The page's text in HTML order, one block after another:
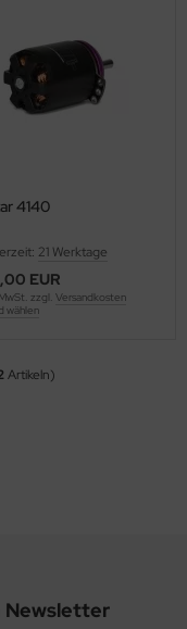
4140
21 Werktage
EUR
zzgl. Versandkosten
wählen
Artikeln)
Newsletter